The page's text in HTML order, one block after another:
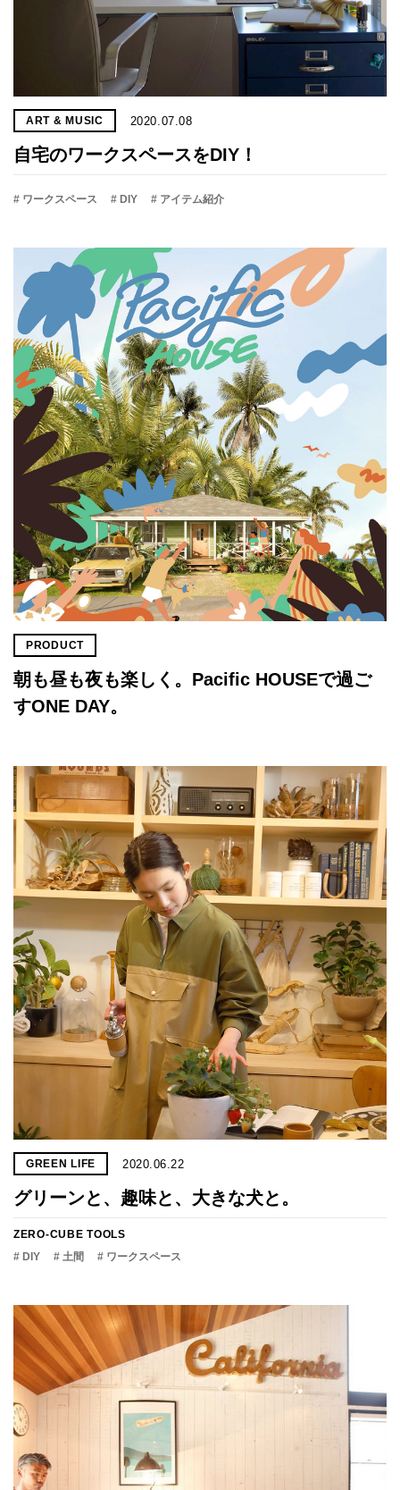
ART & MUSIC 2020.07.08
自宅のワークスペースをDIY！
# ワークスペース # DIY # アイテム紹介
PRODUCT
朝も昼も夜も楽しく。Pacific HOUSEで過ご
すONE DAY。
GREEN LIFE 2020.06.22
グリーンと、趣味と、大きな犬と。
ZERO-CUBE TOOLS
# DIY
# 土間 # ワークスペース